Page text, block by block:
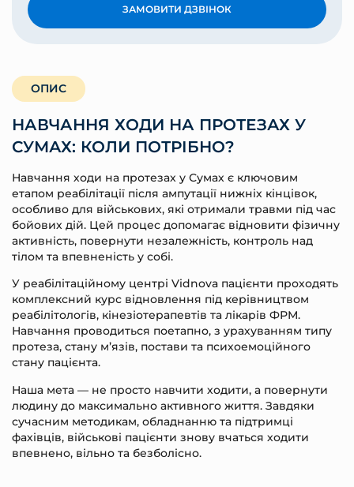
ЗАМОВИТИ ДЗВІНОК
ОПИС
НАВЧАННЯ ХОДИ НА ПРОТЕЗАХ У
СУМАХ: КОЛИ ПОТРІБНО?
Навчання ходи на протезах у Сумах є ключовим
етапом реабілітації після ампутації нижніх кінцівок,
особливо для військових, які отримали травми під час
бойових дій. Цей процес допомагає відновити фізичну
активність, повернути незалежність, контроль над
тілом та впевненість у собі.
У реабілітаційному центрі Vidnova пацієнти проходять
комплексний курс відновлення під керівництвом
реабілітологів, кінезіотерапевтів та лікарів ФРМ.
Навчання проводиться поетапно, з урахуванням типу
протеза, стану м’язів, постави та психоемоційного
стану пацієнта.
Наша мета — не просто навчити ходити, а повернути
людину до максимально активного життя. Завдяки
сучасним методикам, обладнанню та підтримці
фахівців, військові пацієнти знову вчаться ходити
впевнено, вільно та безболісно.